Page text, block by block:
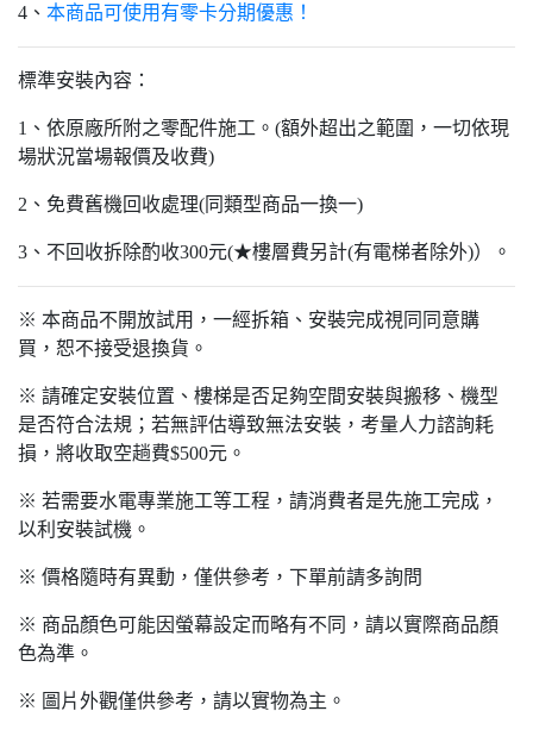
4、 本商品可使用有零卡分期優惠！
標準安裝內容：
1、依原廠所附之零配件施工。(額外超出之範圍，一切依現
場狀況當場報價及收費)
2、免費舊機回收處理(同類型商品一換一)
3、不回收拆除酌收300元(★樓層費另計(有電梯者除外)）。
※ 本商品不開放試用，一經拆箱、安裝完成視同同意購
買，恕不接受退換貨。
※ 請確定安裝位置、樓梯是否足夠空間安裝與搬移、機型
是否符合法規；若無評估導致無法安裝，考量人力諮詢耗
損，將收取空趟費$500元。
※ 若需要水電專業施工等工程，請消費者是先施工完成，
以利安裝試機。
※ 價格隨時有異動，僅供參考，下單前請多詢問
※ 商品顏色可能因螢幕設定而略有不同，請以實際商品顏
色為準。
※ 圖片外觀僅供參考，請以實物為主。